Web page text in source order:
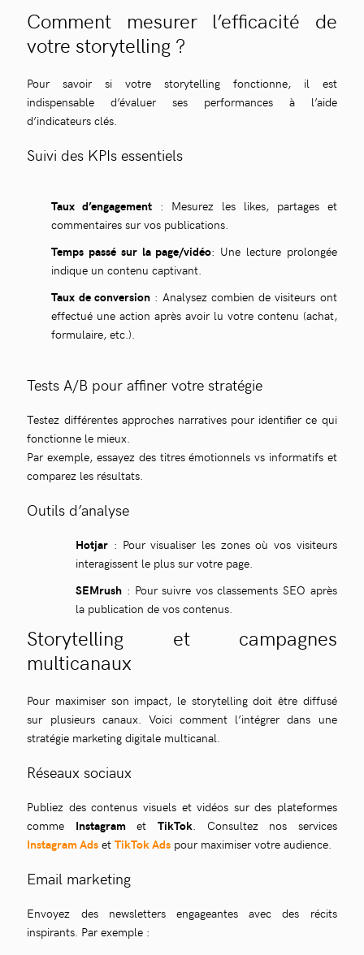
Comment mesurer l’efficacité de
votre storytelling ?
Pour savoir si votre storytelling fonctionne, il est
indispensable d’évaluer ses performances à l’aide
d’indicateurs clés.
Suivi des KPIs essentiels
Taux d’engagement : Mesurez les likes, partages et
commentaires sur vos publications.
Temps passé sur la page/vidéo: Une lecture prolongée
indique un contenu captivant.
Taux de conversion: Analysez combien de visiteurs ont
effectué une action après avoir lu votre contenu (achat,
formulaire, etc.).
Tests A/B pour affiner votre stratégie
Testez différentes approches narratives pour identifier ce qui
fonctionne le mieux.
Par exemple, essayez des titres émotionnels vs informatifs et
comparez les résultats.
Outils d’analyse
Hotjar : Pour visualiser les zones où vos visiteurs
interagissent le plus sur votre page.
SEMrush : Pour suivre vos classements SEO après
la publication de vos contenus.
Storytelling et campagnes
multicanaux
Pour maximiser son impact, le storytelling doit être diffusé
sur plusieurs canaux. Voici comment l’intégrer dans une
stratégie marketing digitale multicanal.
Réseaux sociaux
Publiez des contenus visuels et vidéos sur des plateformes
comme InstagrametTikTok. Consultez nos services
Instagram Ads et TikTok Ads pour maximiser votre audience.
Email marketing
Envoyez des newsletters engageantes avec des récits
inspirants. Par exemple :